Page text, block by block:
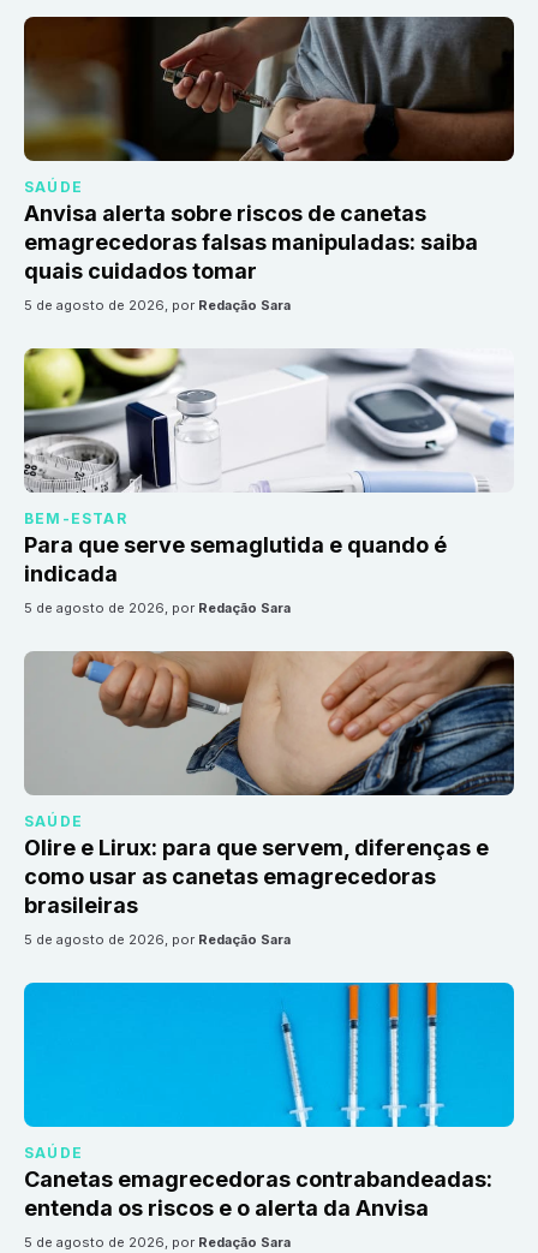
SAÚDE
Anvisa alerta sobre riscos de canetas
emagrecedoras falsas manipuladas: saiba
quais cuidados tomar
5 de agosto de 2026, por Redação Sara
BEM-ESTAR
Para que serve semaglutida e quando é
indicada
5 de agosto de 2026, por Redação Sara
SAÚDE
Olire e Lirux: para que servem, diferenças e
como usar as canetas emagrecedoras
brasileiras
5 de agosto de 2026, por Redação Sara
SAÚDE
Canetas emagrecedoras contrabandeadas:
entenda os riscos e o alerta da Anvisa
5 de agosto de 2026, por Redação Sara